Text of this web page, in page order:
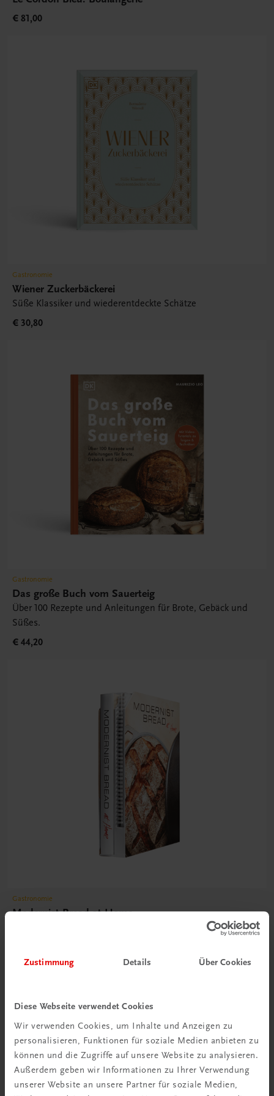
Zustimmung Details Über Cookies
Diese Webseite verwendet Cookies
Wir verwenden Cookies, um Inhalte und Anzeigen zu
personalisieren, Funktionen für soziale Medien anbieten zu
können und die Zugriffe auf unsere Website zu analysieren.
Außerdem geben wir Informationen zu Ihrer Verwendung
unserer Website an unsere Partner für soziale Medien,
€ 81,00
Gastronomie
Wiener Zuckerbäckerei
Süße Klassiker und wiederentdeckte Schätze
€ 30,80
Gastronomie
Das große Buch vom Sauerteig
Über 100 Rezepte und Anleitungen für Brote, Gebäck und
Süßes.
€ 44,20
Gastronomie
Modernist Bread at Home
160 ausführlich getestete, einfach zu befolgende Rezepte